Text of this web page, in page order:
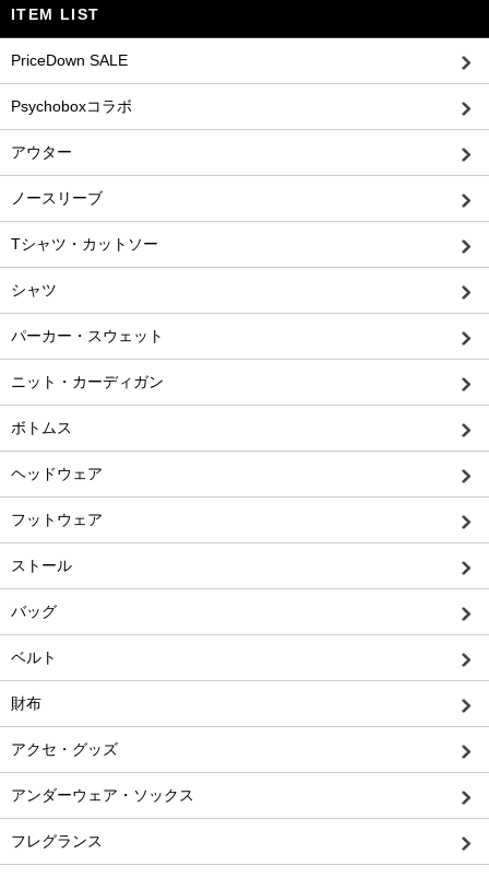
ITEM LIST
PriceDown SALE
Psychoboxコラボ
アウター
ノースリーブ
Tシャツ・カットソー
シャツ
パーカー・スウェット
ニット・カーディガン
ボトムス
ヘッドウェア
フットウェア
ストール
バッグ
ベルト
財布
アクセ・グッズ
アンダーウェア・ソックス
フレグランス